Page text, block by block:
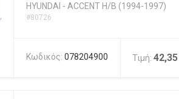
HYUNDAI - ACCENT H/B (1994-1997)
#80726
Κωδικός: 078204900 Τιμή: